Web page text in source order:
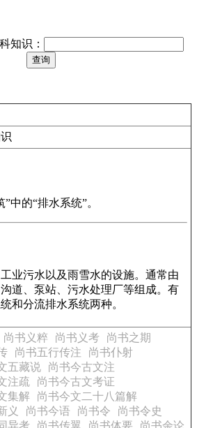
知识：
”中的“排水系统”。
业污水以及雨雪水的设施。通常由
道、泵站、污水处理厂等组成。有
和分流排水系统两种。
尚书义粹 尚书义考
尚书之期
尚书五行传注
尚书仆射
五藏说
尚书今古文注
注疏
尚书今古文考证
集解
尚书今文二十八篇解
义
尚书今语 尚书令
尚书令史
异考
尚书传翼 尚书体要
尚书余论